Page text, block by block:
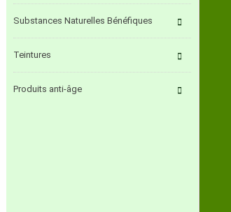
Substances Naturelles Bénéfiques
Teintures
Produits anti-âge